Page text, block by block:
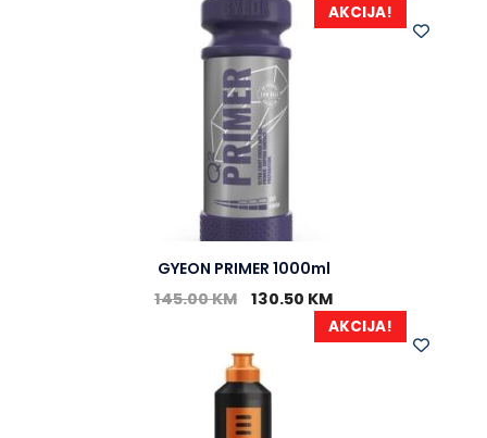
AKCIJA!
GYEON PRIMER 1000ml
145.00KM 130.50 KM
AKCIJA!